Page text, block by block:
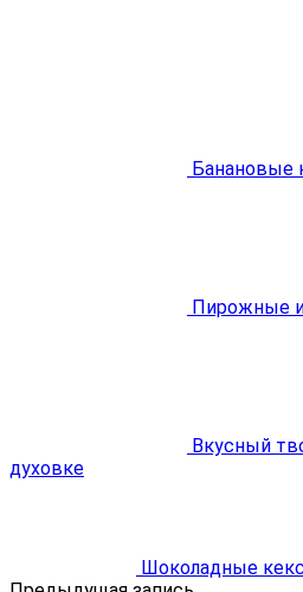
Банановые
Пирожные
Вкусный
духовке
Шоколадные